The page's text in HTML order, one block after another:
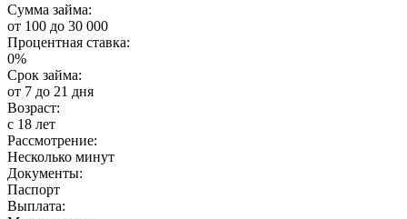
Сумма займа:
от 100 до 30 000
Процентная ставка:
0%
Срок займа:
от 7 до 21 дня
Возраст:
с 18 лет
Рассмотрение:
Несколько минут
Документы:
Паспорт
Выплата: